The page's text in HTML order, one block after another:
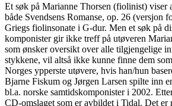
Et søk på Marianne Thorsen (fiolinist) viser
både Svendsens Romanse, op. 26 (versjon
Griegs fiolinsonate i G-dur. Men et søk på
komponister gir ikke treff på utøveren
som ønsker oversikt over alle tilgjengelige
stykkene, vil altså ikke kunne finne dem
Norges ypperste utøvere, hvis han/hun
Bjarne Fiskum og Jørgen Larsen spilte inn
bl.a. norske samtidskomponister i 2002.
CD-omslaget som er avbildet i Tidal. Det er